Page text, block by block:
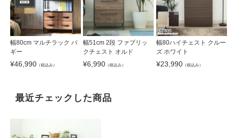
幅80cm マルチラック バ
ギー
¥46,990 （税込み）
幅51cm 2段 ファブリッ
クチェスト オルド
¥6,990 （税込み）
幅80ハイチェスト クルー
ズ ホワイト
¥23,990（税込み）
最近チェックした商品